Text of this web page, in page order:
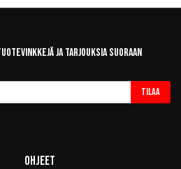
ja tarjouksia suoraan
Tilaa
Ohjeet